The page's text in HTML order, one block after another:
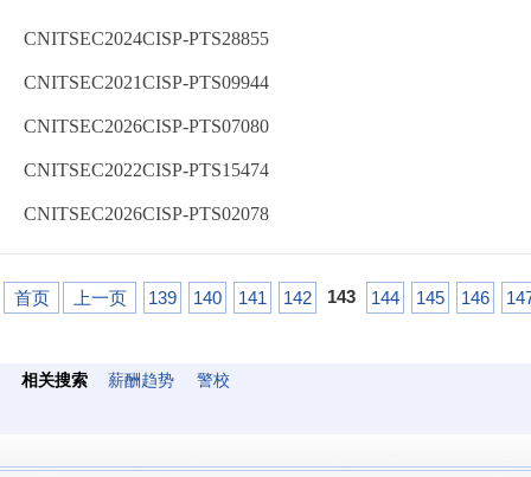
CNITSEC2024CISP-PTS28855
CNITSEC2021CISP-PTS09944
CNITSEC2026CISP-PTS07080
CNITSEC2022CISP-PTS15474
CNITSEC2026CISP-PTS02078
首页 上一页 139 140 141 142 143 144 145 146
相关搜索 薪酬趋势 警校